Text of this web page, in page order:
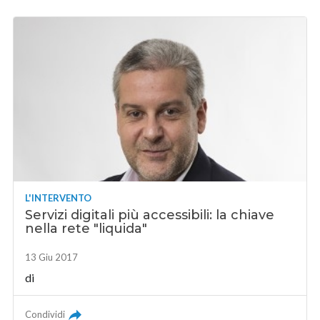
L'INTERVENTO
Servizi digitali più accessibili: la chiave
nella rete "liquida"
13 Giu 2017
di
Condividi